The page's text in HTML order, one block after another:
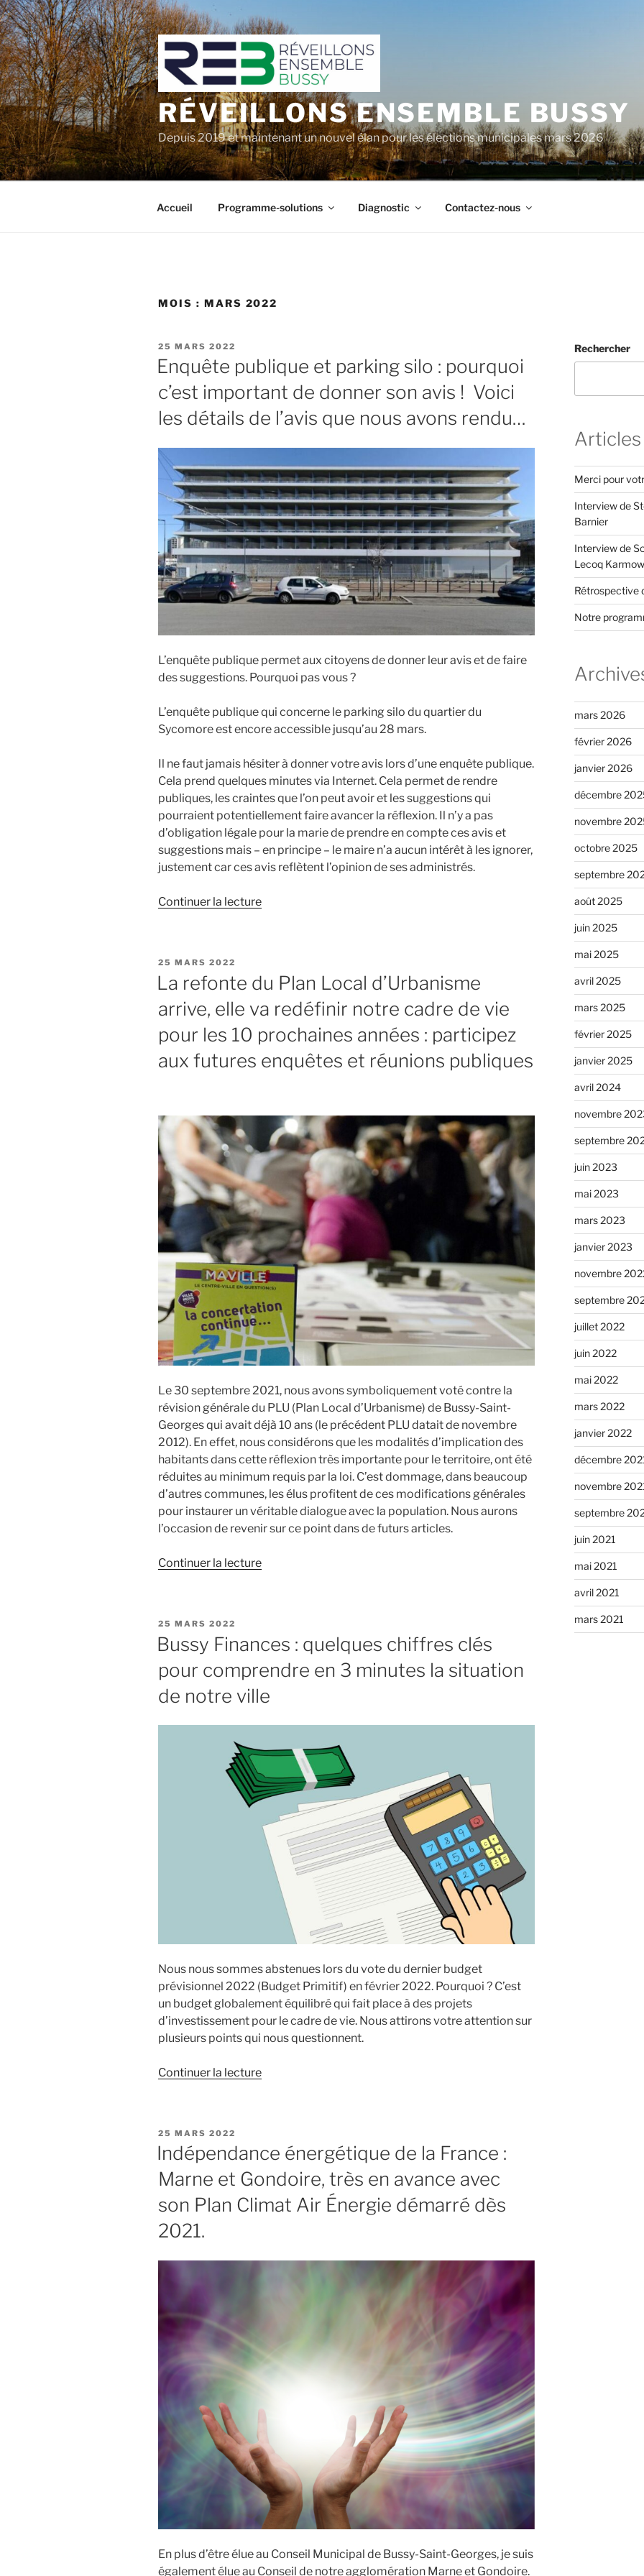
Aller
au
contenu
principal
RÉVEILLONS ENSEMBLE BUSSY
Depuis 2019 et maintenant un nouvel élan pour les élections municipales mars 2026
Accueil Programme-solutions Diagnostic Contactez-nous
MOIS : MARS 2022
PUBLIÉ
LE
25 MARS 2022
Enquête publique et parking silo : pourquoi
c’est important de donner son avis ! Voici
les détails de l’avis que nous avons rendu…
L’enquête publique permet aux citoyens de donner leur avis et de faire
des suggestions. Pourquoi pas vous ?
L’enquête publique qui concerne le parking silo du quartier du
Sycomore est encore accessible jusqu’au 28 mars.
Il ne faut jamais hésiter à donner votre avis lors d’une enquête publique.
Cela prend quelques minutes via Internet. Cela permet de rendre
publiques, les craintes que l’on peut avoir et les suggestions qui
pourraient potentiellement faire avancer la réflexion. Il n’y a pas
d’obligation légale pour la marie de prendre en compte ces avis et
suggestions mais – en principe – le maire n’a aucun intérêt à les ignorer,
justement car ces avis reflètent l’opinion de ses administrés.
Continuer la lecturede
silo :
pourquoi
important
de
donner
Voici
les
détails
de
l’avis
que
nous
avons
rendu… »
PUBLIÉ
LE
25 MARS 2022
La refonte du Plan Local d’Urbanisme
arrive, elle va redéfinir notre cadre de vie
pour les 10 prochaines années : participez
aux futures enquêtes et réunions publiques
Le 30 septembre 2021, nous avons symboliquement voté contre la
révision générale du PLU (Plan Local d’Urbanisme) de Bussy-Saint-
Georges qui avait déjà 10 ans (le précédent PLU datait de novembre
2012). En effet, nous considérons que les modalités d’implication des
habitants dans cette réflexion très importante pour le territoire, ont été
réduites au minimum requis par la loi. C’est dommage, dans beaucoup
d’autres communes, les élus profitent de ces modifications générales
pour instaurer un véritable dialogue avec la population. Nous aurons
l’occasion de revenir sur ce point dans de futurs articles.
Continuer la lecturede
Local
d’Urbanisme
elle
notre
de
vie
pour
les
10
prochaines
années :
participez
futures
et
réunions
publiques
»
PUBLIÉ
LE
25 MARS 2022
Bussy Finances : quelques chiffres clés
pour comprendre en 3 minutes la situation
de notre ville
Nous nous sommes abstenues lors du vote du dernier budget
prévisionnel 2022 (Budget Primitif) en février 2022. Pourquoi ? C’est
un budget globalement équilibré qui fait place à des projets
d’investissement pour le cadre de vie. Nous attirons votre attention sur
plusieurs points qui nous questionnent.
Continuer la lecturede
clés
pour
comprendre
en
la
PUBLIÉ
LE
25 MARS 2022
Indépendance énergétique de la France :
Marne et Gondoire, très en avance avec
son Plan Climat Air Énergie démarré dès
2021.
En plus d’être élue au Conseil Municipal de Bussy-Saint-Georges, je suis
également élue au Conseil de notre agglomération Marne et Gondoire.
Rechercher
Merci pour
Interview de
Barnier
Interview de
Lecoq
Rétrospective
Notre
mars 2026
février 2026
janvier 2026
décembre
novembre
octobre 2025
septembre
août 2025
juin 2025
mai 2025
avril 2025
mars 2025
février 2025
janvier 2025
avril 2024
novembre
septembre
juin 2023
mai 2023
mars 2023
janvier 2023
novembre
septembre
juillet 2022
juin 2022
mai 2022
mars 2022
janvier 2022
décembre
novembre
septembre
juin 2021
mai 2021
avril 2021
mars 2021